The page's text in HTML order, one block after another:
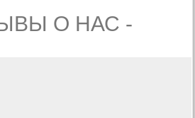
О НАС -